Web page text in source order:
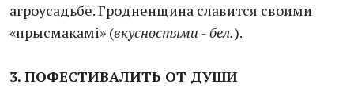
агроусадьбе. Гродненщина славится своими
«прысмакамi» (вкусностями - бел.).
3. ПОФЕСТИВАЛИТЬ ОТ ДУШИ